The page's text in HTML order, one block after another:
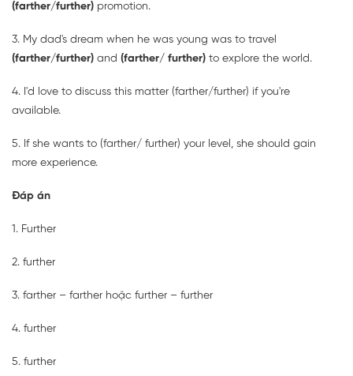
(farther/further) promotion.
3. My dad's dream when he was young was to travel
(farther/further) and (farther/ further) to explore the world.
4. I'd love to discuss this matter (farther/further) if you're
available.
5. If she wants to (farther/ further) your level, she should gain
more experience.
Đáp án
1. Further
2. further
3. farther – farther hoặc further – further
4. further
5. further